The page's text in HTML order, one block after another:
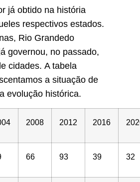
já obtido na história
respectivos estados.
Rio Grandedo
governou, no passado,
cidades. A tabela
a situação de
evolução histórica.
2008 2012 2016
66 93 39 32